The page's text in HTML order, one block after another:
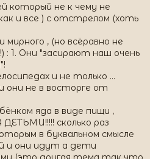
который не к чему не
и все ) с отстрелом (хоть
, (но всёравно не
: 1. Они "засирают наш очень
и не только ...
они не в восторге от
яда в виде пищи ,
сколько раз
в буквальном смысле
и они идут а дети